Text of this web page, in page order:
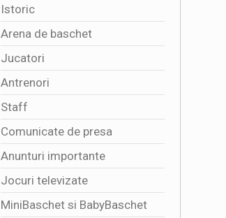
Istoric
Arena de baschet
Jucatori
Antrenori
Staff
Comunicate de presa
Anunturi importante
Jocuri televizate
MiniBaschet si BabyBaschet